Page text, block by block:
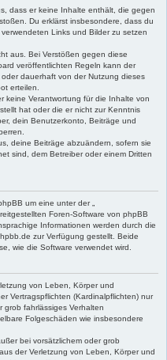
dass er keine Inhalte enthält, die gegen
Du erklärst insbesondere, dass du
Links und Bilder zu setzen
aus. Bei Verstößen gegen diese
veröffentlichten Regeln kann der
dauerhaft von der Nutzung dieses
erteilen.
keine Verantwortung für die Inhalte von
hat oder die er nicht zur Kenntnis
dein Benutzerkonto, Beiträge und
deine Beiträge abzuändern, sofern sie
sind, dem Betreiber oder einem Dritten
um eine unter der „
Foren-Software von phpBB
Informationen werden durch die
zur Verfügung gestellt. Beide
wie die Software verwendet wird.
von Leben, Körper und
Vertragspflichten (Kardinalpflichten) nur
grob fahrlässiges Verhalten
Folgeschäden wie insbesondere
bei vorsätzlichem oder grob
der Verletzung von Leben, Körper und